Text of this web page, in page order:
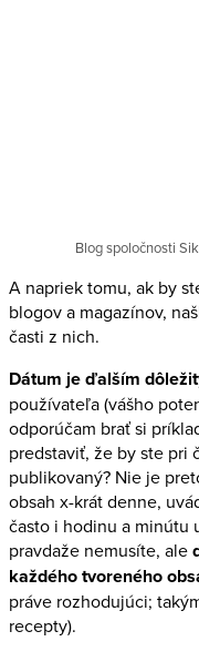
Blog spoločnosti
A napriek tomu, ak by
blogov a magazínov,
časti z nich.
Dátum je ďalším
používateľa (vášho
odporúčam brať si
predstaviť, že by ste pri
publikovaný? Nie je
obsah x-krát denne,
často i hodinu a minútu
pravdaže nemusíte, ale
každého tvoreného
práve rozhodujúci;
recepty).